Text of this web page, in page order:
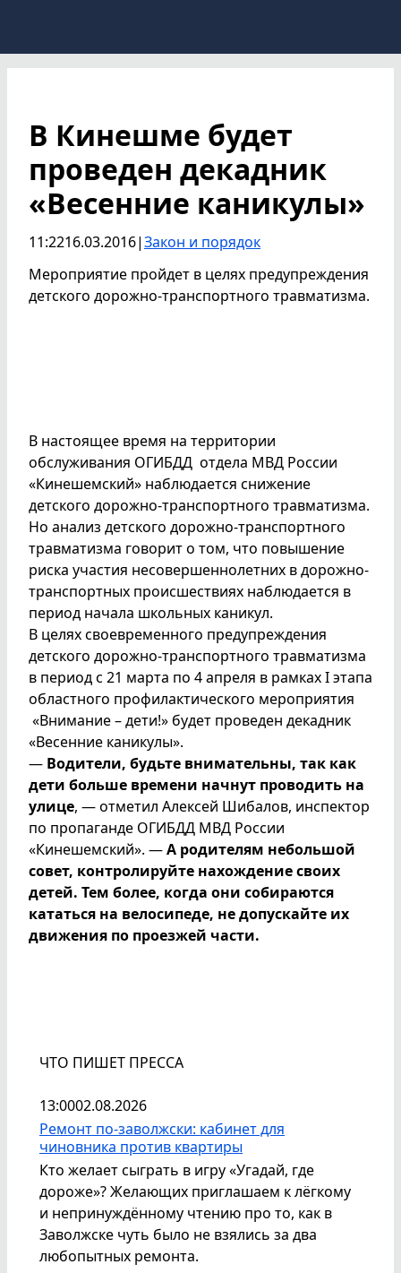
В Кинешме будет
проведен декадник
«Весенние каникулы»
11:2216.03.2016|Закон и порядок
Мероприятие пройдет в целях предупреждения
детского дорожно-транспортного травматизма.
В настоящее время на территории
обслуживания ОГИБДД отдела МВД России
«Кинешемский» наблюдается снижение
детского дорожно-транспортного травматизма.
Но анализ детского дорожно-транспортного
травматизма говорит о том, что повышение
риска участия несовершеннолетних в дорожно-
транспортных происшествиях наблюдается в
период начала школьных каникул.
В целях своевременного предупреждения
детского дорожно-транспортного травматизма
в период с 21 марта по 4 апреля в рамках I этапа
областного профилактического мероприятия
«Внимание – дети!» будет проведен декадник
«Весенние каникулы».
— Водители, будьте внимательны, так как
дети больше времени начнут проводить на
улице, — отметил Алексей Шибалов, инспектор
по пропаганде ОГИБДД МВД России
«Кинешемский». —А родителям небольшой
совет, контролируйте нахождение своих
детей. Тем более, когда они собираются
кататься на велосипеде, не допускайте их
движения по проезжей части.
ЧТО ПИШЕТ ПРЕССА
13:0002.08.2026
Ремонт по-заволжски: кабинет для
чиновника против квартиры
Кто желает сыграть в игру «Угадай, где
дороже»? Желающих приглашаем к лёгкому
и непринуждённому чтению про то, как в
Заволжске чуть было не взялись за два
любопытных ремонта.